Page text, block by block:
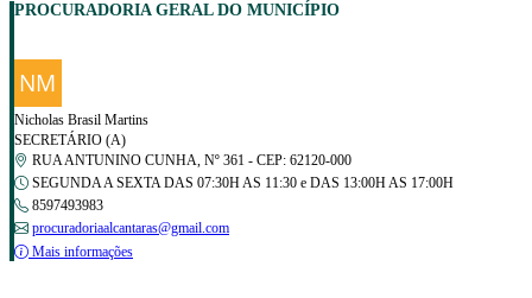
PROCURADORIA GERAL DO MUNICÍPIO
Nicholas Brasil Martins
SECRETÁRIO (A)
RUA ANTUNINO CUNHA, Nº 361 - CEP: 62120-000
SEGUNDA A SEXTA DAS 07:30H AS 11:30 e DAS 13:00H AS 17:00H
8597493983
procuradoriaalcantaras@gmail.com
Mais informações